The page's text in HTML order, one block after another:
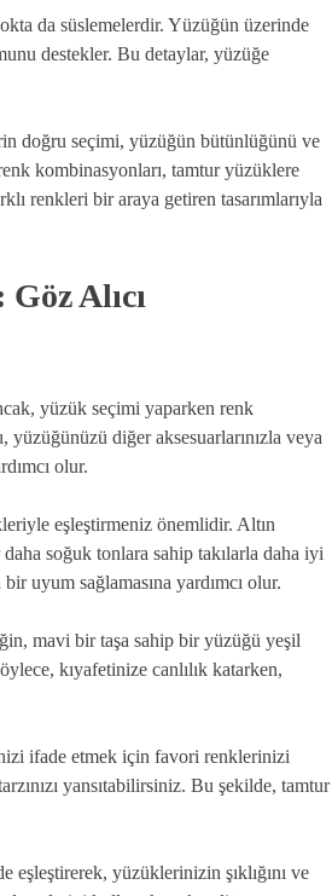
da süslemelerdir. Yüzüğün üzerinde
destekler. Bu detaylar, yüzüğe
doğru seçimi, yüzüğün bütünlüğünü ve
kombinasyonları, tamtur yüzüklere
renkleri bir araya getiren tasarımlarıyla
Alıcı
yüzük seçimi yaparken renk
diğer aksesuarlarınızla veya
olur.
eşleştirmeniz önemlidir. Altın
soğuk tonlara sahip takılarla daha iyi
uyum sağlamasına yardımcı olur.
mavi bir taşa sahip bir yüzüğü yeşil
kıyafetinize canlılık katarken,
ifade etmek için favori renklerinizi
yansıtabilirsiniz. Bu şekilde, tamtur
yüzüklerinizin şıklığını ve